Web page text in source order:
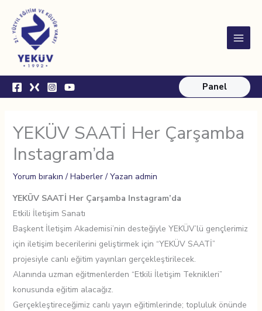
atla
Menu
Panel
YEKÜV SAATİ Her Çarşamba
Instagram’da
Yorum bırakın / Haberler/ Yazan admin
YEKÜV SAATİ Her Çarşamba Instagram’da
Etkili İletişim Sanatı
Başkent İletişim Akademisi’nin desteğiyle YEKÜV’lü gençlerimiz
için iletişim becerilerini geliştirmek için “YEKÜV SAATİ”
projesiyle canlı eğitim yayınları gerçekleştirilecek.
Alanında uzman eğitmenlerden “Etkili İletişim Teknikleri”
konusunda eğitim alacağız.
Gerçekleştireceğimiz canlı yayın eğitimlerinde; topluluk önünde